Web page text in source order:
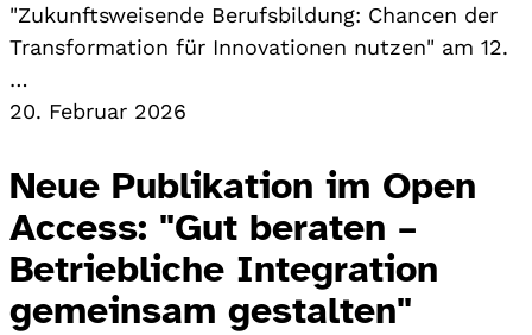
"Zukunftsweisende Berufsbildung: Chancen der
Transformation für Innovationen nutzen" am 12.
…
20. Februar 2026
Neue Publikation im Open
Access: "Gut beraten –
Betriebliche Integration
gemeinsam gestalten"